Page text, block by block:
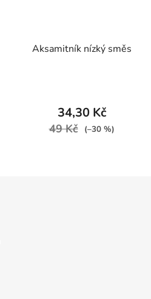
Aksamitník nízký směs
34,30 Kč
49 Kč (–30 %)